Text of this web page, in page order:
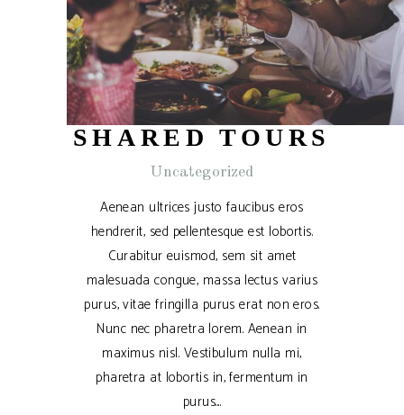
SHARED TOURS
Uncategorized
Aenean ultrices justo faucibus eros
hendrerit, sed pellentesque est lobortis.
Curabitur euismod, sem sit amet
malesuada congue, massa lectus varius
purus, vitae fringilla purus erat non eros.
Nunc nec pharetra lorem. Aenean in
maximus nisl. Vestibulum nulla mi,
pharetra at lobortis in, fermentum in
purus.